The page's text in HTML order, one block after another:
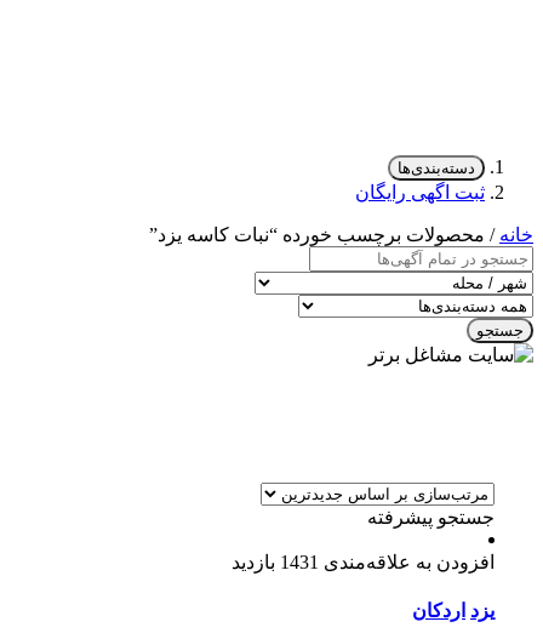
دسته‌بندی‌ها
ثبت اگهی رایگان
خانه / محصولات برچسب خورده “نبات کاسه یزد”
جستجو
جستجو پیشرفته
افزودن به علاقه‌مندی 1431 بازدید
یزد اردکان